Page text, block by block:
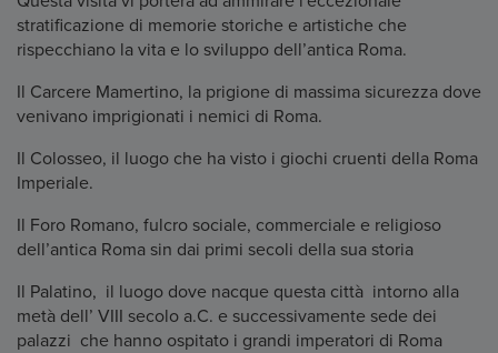
stratificazione di memorie storiche e artistiche che
rispecchiano la vita e lo sviluppo dell’antica Roma.
Il Carcere Mamertino, la prigione di massima sicurezza dove
venivano imprigionati i nemici di Roma.
Il Colosseo, il luogo che ha visto i giochi cruenti della Roma
Imperiale.
Il Foro Romano, fulcro sociale, commerciale e religioso
dell’antica Roma sin dai primi secoli della sua storia
Il Palatino, il luogo dove nacque questa città intorno alla
metà dell’ VIII secolo a.C. e successivamente sede dei
palazzi che hanno ospitato i grandi imperatori di Roma